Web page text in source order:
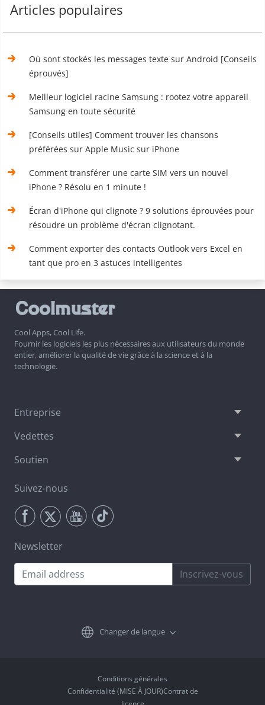
Articles populaires
Où sont stockés les messages texte sur Android [Conseils
éprouvés]
Meilleur logiciel racine Samsung : rootez votre appareil
Samsung en toute sécurité
[Conseils utiles] Comment trouver les chansons
préférées sur Apple Music sur iPhone
Comment transférer une carte SIM vers un nouvel
iPhone ? Résolu en 1 minute !
Écran d'iPhone qui clignote ? 9 solutions éprouvées pour
résoudre un problème d'écran clignotant.
Comment exporter des contacts Outlook vers Excel en
tant que pro en 3 astuces intelligentes
Cool Apps, Cool Life.
Fournir les logiciels les plus nécessaires aux utilisateurs du monde
entier, améliorer la qualité de vie grâce à la science et à la
technologie.
Entreprise
Vedettes
Soutien
Suivez-nous
Newsletter
Inscrivez-vous
Changer de langue
Conditions générales
Confidentialité (MISE À JOUR)Contrat de